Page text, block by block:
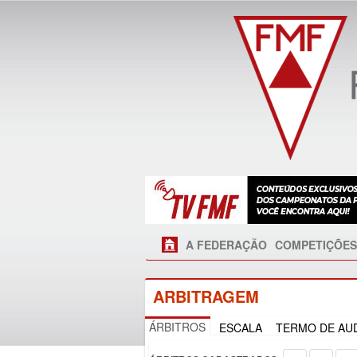
A FEDERAÇÃO COMPETIÇÕES
ARBITRAGEM
ÁRBITROS ESCALA TERMO DE